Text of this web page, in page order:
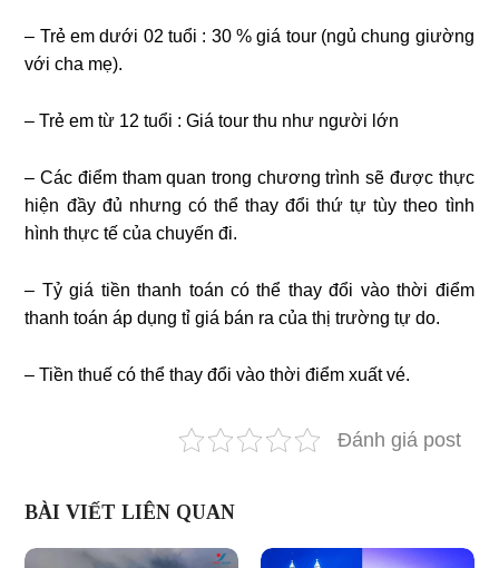
– Trẻ em dưới 02 tuổi : 30 % giá tour (ngủ chung giường
với cha mẹ).
– Trẻ em từ 12 tuổi : Giá tour thu như người lớn
– Các điểm tham quan trong chương trình sẽ được thực
hiện đầy đủ nhưng có thể thay đổi thứ tự tùy theo tình
hình thực tế của chuyến đi.
– Tỷ giá tiền thanh toán có thể thay đổi vào thời điểm
thanh toán áp dụng tỉ giá bán ra của thị trường tự do.
– Tiền thuế có thể thay đổi vào thời điểm xuất vé.
Đánh giá post
BÀI VIẾT LIÊN QUAN